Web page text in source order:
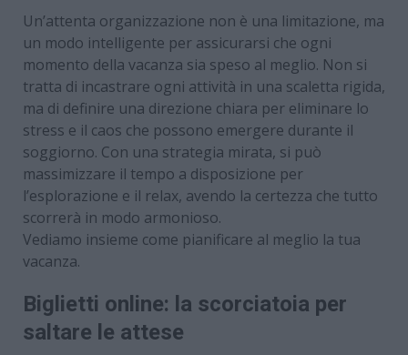
Un’attenta organizzazione non è una limitazione, ma
un modo intelligente per assicurarsi che ogni
momento della vacanza sia speso al meglio. Non si
tratta di incastrare ogni attività in una scaletta rigida,
ma di definire una direzione chiara per eliminare lo
stress e il caos che possono emergere durante il
soggiorno. Con una strategia mirata, si può
massimizzare il tempo a disposizione per
l’esplorazione e il relax, avendo la certezza che tutto
scorrerà in modo armonioso.
Vediamo insieme come pianificare al meglio la tua
vacanza.
Biglietti online: la scorciatoia per
saltare le attese